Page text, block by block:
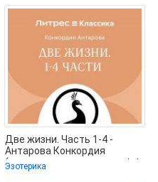
Две жизни. Часть 1-4 -
Антарова Конкордия
(читаемые книги читать .txt,
.fb2) 📗
Эзотерика